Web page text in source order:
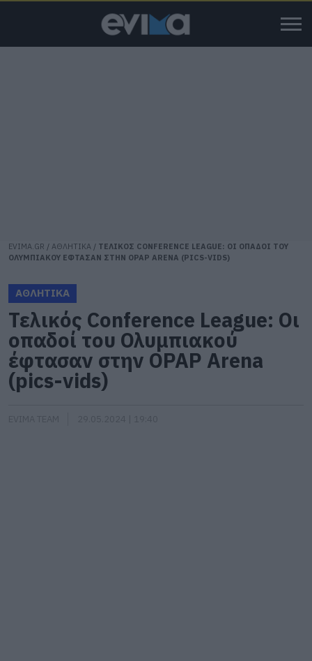
EVIMA.GR / ΑΘΛΗΤΙΚΑ / ΤΕΛΙΚΟΣ CONFERENCE LEAGUE: ΟΙ ΟΠΑΔΟΙ ΤΟΥ
ΟΛΥΜΠΙΑΚΟΥ ΕΦΤΑΣΑΝ ΣΤΗΝ OPAP ARENA (PICS-VIDS)
ΑΘΛΗΤΙΚΑ
Τελικός Conference League: Οι
οπαδοί του Ολυμπιακού
έφτασαν στην OPAP Arena
(pics-vids)